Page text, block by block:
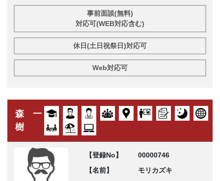
事前面談(無料)
対応可(WEB対応含む)
休日(土日祝祭日)対応可
Web対応可
森 一
樹
【登録No】
00000746
【名前】
モリカズキ